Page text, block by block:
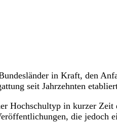
in Kraft, den
seit Jahrzehnten
Hochschultyp in kurzer
die jedoch